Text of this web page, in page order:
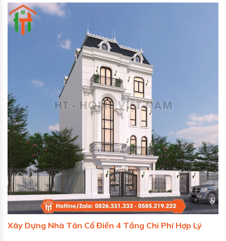
Xây Dựng Nhà Tân Cổ Điển 4 Tầng Chi Phí Hợp Lý